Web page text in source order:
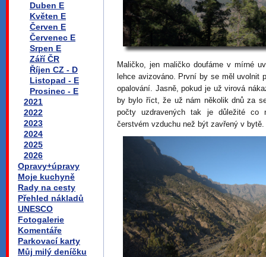
Duben E
Květen E
Červen E
Červenec E
Srpen E
Září ČR
Říjen CZ - D
Listopad - E
Prosinec - E
2021
2022
2023
2024
2025
2026
Opravy+úpravy
Moje kuchyně
Rady na cesty
Přehled nákladů
UNESCO
Fotogalerie
Komentáře
Parkovací karty
Můj milý deníčku
Maličko, jen maličko doufáme v mírné
lehce avizováno. První by se měl uvolnit
opalování. Jasně, pokud je už virová
by bylo říct, že už nám několik dnů za
počty uzdravených tak je důležité co
čerstvém vzduchu než být zavřený v bytě.